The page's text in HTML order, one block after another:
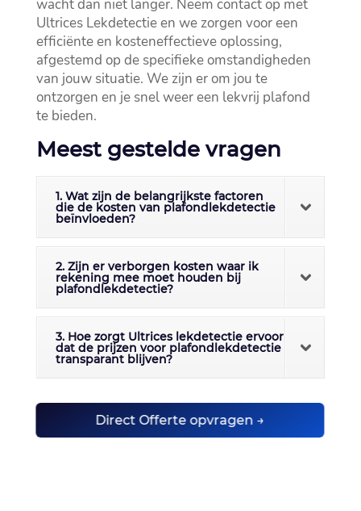
wacht dan niet langer.​ Neem contact op met
Ultrices Lekdetectie en we zorgen voor een
efficiënte en kosteneffectieve oplossing,
afgestemd op de specifieke omstandigheden
van jouw situatie.​ We zijn er om jou te
ontzorgen en je snel weer een lekvrij plafond
te bieden.​
Meest gestelde vragen
1. Wat zijn de belangrijkste factoren
die de kosten van plafondlekdetectie
beïnvloeden?
2. Zijn er verborgen kosten waar ik
rekening mee moet houden bij
plafondlekdetectie?
3. Hoe zorgt Ultrices lekdetectie ervoor
dat de prijzen voor plafondlekdetectie
transparant blijven?
Direct Offerte opvragen →